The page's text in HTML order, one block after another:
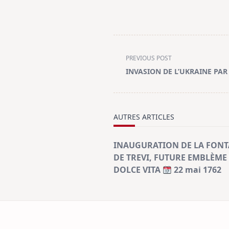
<span
subtitle
screen-
text">Page</span>
PREVIOUS POST
INVASION DE L’UKRAINE
AUTRES ARTICLES
INAUGURATION DE LA
DE TREVI, FUTURE
DOLCE VITA
22 mai 1762